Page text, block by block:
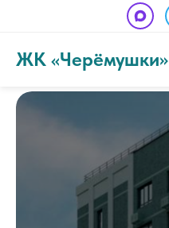
ЖК «Черёмушки»